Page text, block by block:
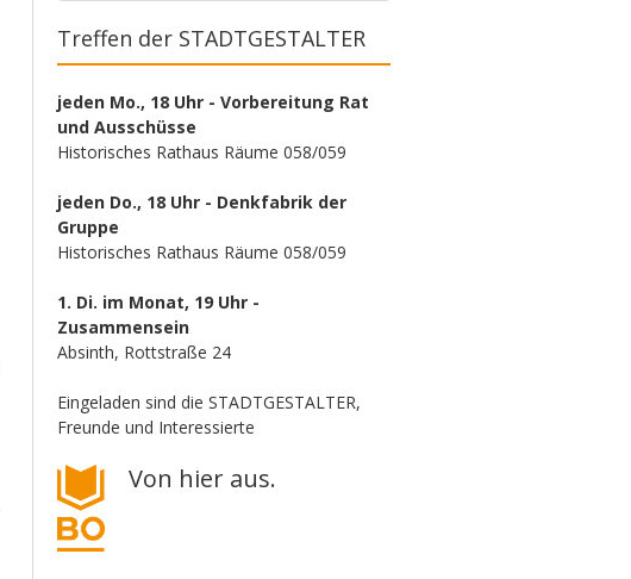
Treffen der STADTGESTALTER
jeden Mo., 18 Uhr - Vorbereitung Rat
und Ausschüsse
Historisches Rathaus Räume 058/059
jeden Do., 18 Uhr - Denkfabrik der
Gruppe
Historisches Rathaus Räume 058/059
1. Di. im Monat, 19 Uhr -
Zusammensein
Absinth, Rottstraße 24
Eingeladen sind die STADTGESTALTER,
Freunde und Interessierte
Von hier aus.